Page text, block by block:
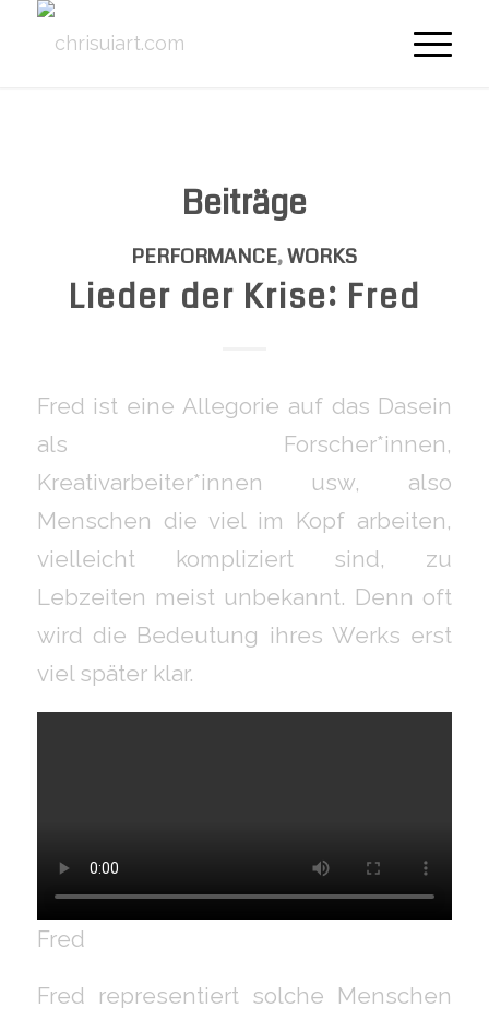
Beiträge
PERFORMANCE,WORKS
Lieder der Krise: Fred
Fred ist eine Allegorie auf das Dasein
als Forscher*innen,
Kreativarbeiter*innen usw, also
Menschen die viel im Kopf arbeiten,
vielleicht kompliziert sind, zu
Lebzeiten meist unbekannt. Denn oft
wird die Bedeutung ihres Werks erst
viel später klar.
Fred
Fred representiert solche Menschen